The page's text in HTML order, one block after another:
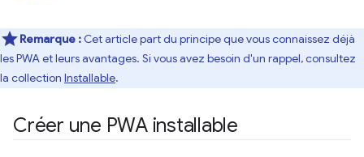
Remarque : Cet article part du principe que vous connaissez déjà
les PWA et leurs avantages. Si vous avez besoin d'un rappel, consultez
la collection Installable.
Créer une PWA installable